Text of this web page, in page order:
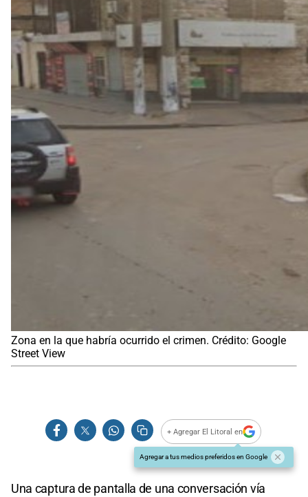
Zona en la que habría ocurrido el crimen. Crédito: Google
Street View
+ Agregar El Litoral en
Agregar a tus medios preferidos en Google
Una captura de pantalla de una conversación vía